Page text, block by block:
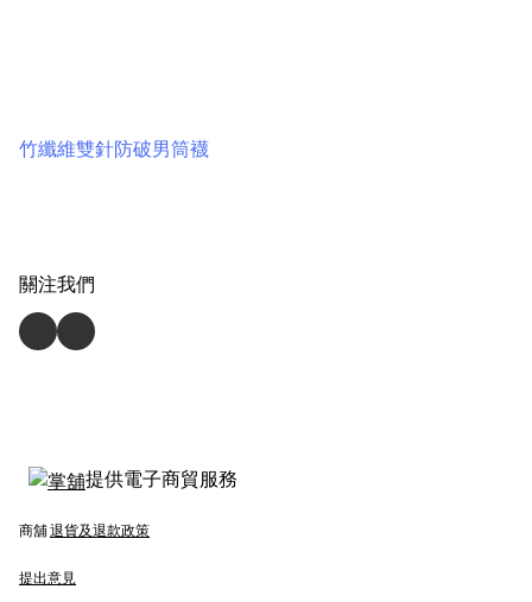
竹纖維雙針防破男筒襪
關注我們
提供電子商貿服務
商舖退貨及退款政策
提出意見